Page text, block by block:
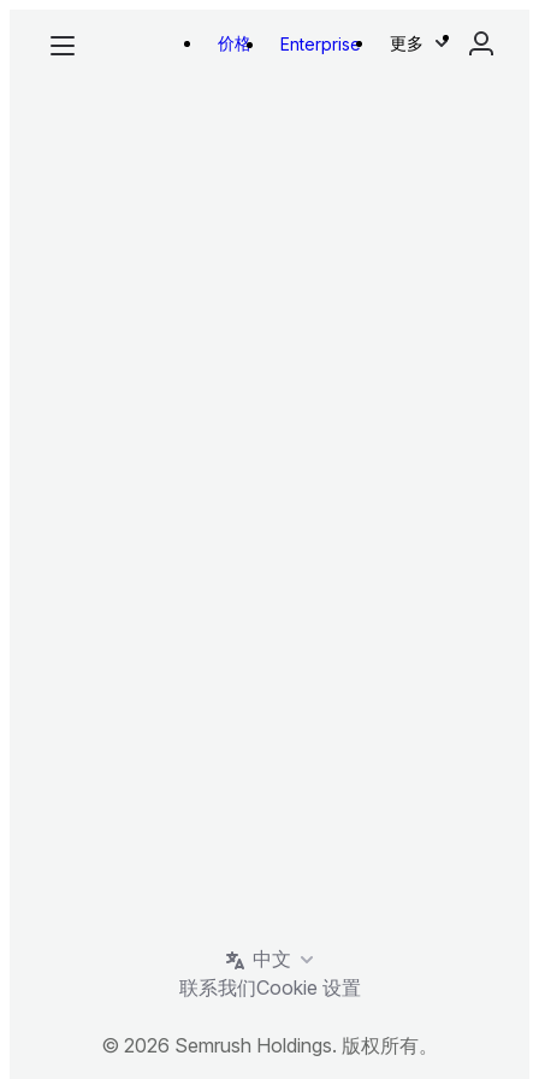
价格 Enterprise 更多
中文
联系我们Cookie 设置
© 2026 Semrush Holdings. 版权所有。